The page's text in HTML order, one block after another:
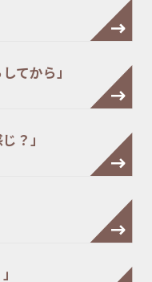
てから」
？」